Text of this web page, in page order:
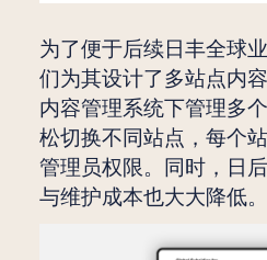
为了便于后续日丰全球
们为其设计了多站点内
内容管理系统下管理多
松切换不同站点，每个
管理员权限。同时，日
与维护成本也大大降低。